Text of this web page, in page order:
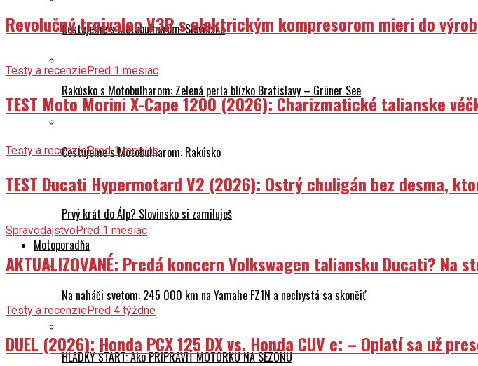
Cestujeme s Motobulharom: Slovinsko
Rakúsko s Motobulharom: Zelená perla blízko Bratislavy – Grüner See
Cestujeme s Motobulharom: Rakúsko
Prvý krát do Álp? Slovinsko si zamiluješ
Motoporadňa
Na naháči svetom: 245 000 km na Yamahe FZ1N a nechystá sa skončiť
HLADKÝ ŠTART: Ako PRIPRAVIŤ MOTORKU NA SEZÓNU
Revolučný trojvalec V3R s elektrickým kompresorom mieri do
Testy a recenziePred 1 mesiac
TEST Moto Morini X-Cape 1200 (2026): Charizmatické talianske
Testy a recenziePred 1 mesiac
TEST Ducati Hypermotard V2 (2026): Ostrý chuligán bez desma,
SpravodajstvoPred 1 mesiac
AKTUALIZOVANÉ: Predá koncern Volkswagen taliansku Ducati?
Testy a recenziePred 4 týždne
DUEL (2026): Honda PCX 125 DX vs. Honda CUV e: – Oplatí sa už